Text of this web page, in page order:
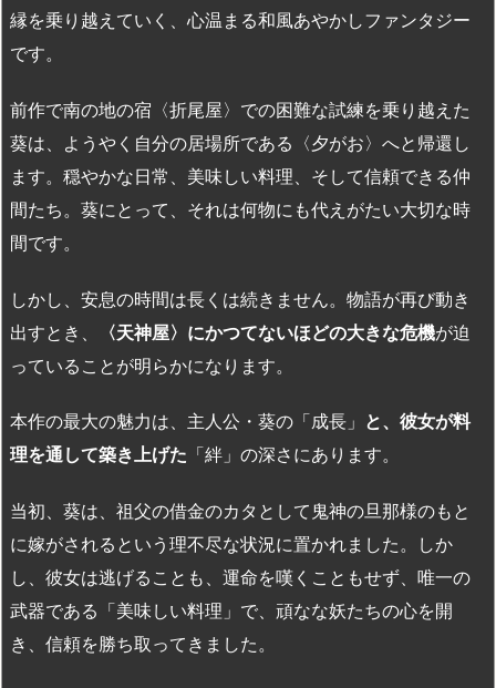
縁を乗り越えていく、心温まる和風あやかしファンタジー
です。
前作で南の地の宿〈折尾屋〉での困難な試練を乗り越えた
葵は、ようやく自分の居場所である〈夕がお〉へと帰還し
ます。穏やかな日常、美味しい料理、そして信頼できる仲
間たち。葵にとって、それは何物にも代えがたい大切な時
間です。
しかし、安息の時間は長くは続きません。物語が再び動き
出すとき、
〈天神屋〉にかつてないほどの大きな危機が迫
っていることが明らかになります。
本作の最大の魅力は、主人公・葵の「成長」 と、彼女が料
理を通して築き上げた 「絆」の深さにあります。
当初、葵は、祖父の借金のカタとして鬼神の旦那様のもと
に嫁がされるという理不尽な状況に置かれました。しか
し、彼女は逃げることも、運命を嘆くこともせず、唯一の
武器である「美味しい料理」で、頑なな妖たちの心を開
き、信頼を勝ち取ってきました。